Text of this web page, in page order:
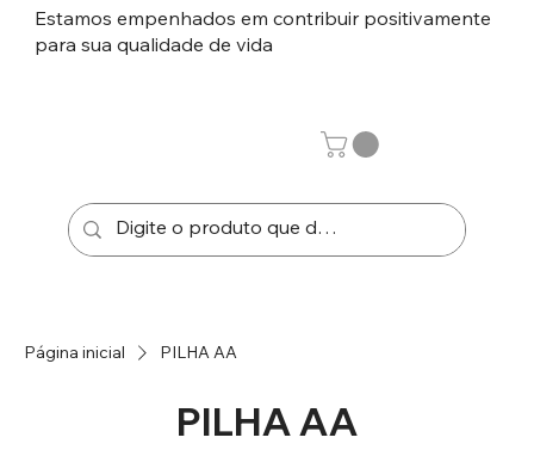
Estamos empenhados em contribuir positivamente
para sua qualidade de vida
Página inicial PILHA AA
PILHA AA